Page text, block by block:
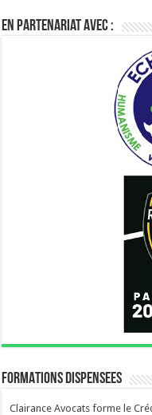
En partenariat avec :
FORMATIONS DISPENSEES
Clairance Avocats forme le